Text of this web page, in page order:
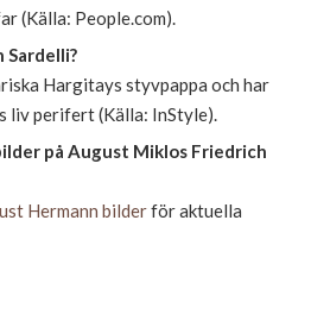
(Källa: People.com).
Sardelli?
Hargitays styvpappa och har
liv perifert (Källa: InStyle).
på August Miklos Friedrich
Hermann bilderför aktuella